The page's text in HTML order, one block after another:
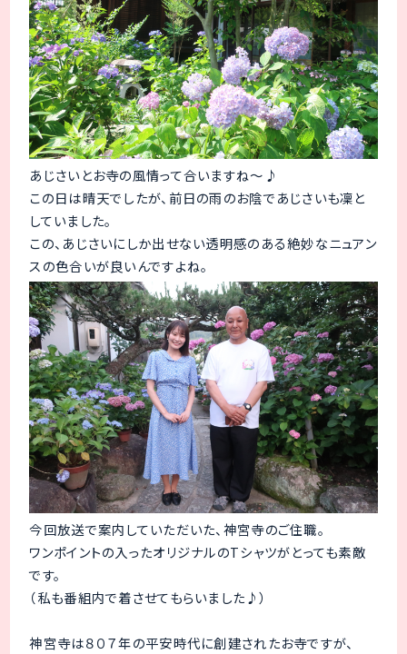
あじさいとお寺の風情って合いますね～♪
この日は晴天でしたが、前日の雨のお陰であじさいも凜と
していました。
この、あじさいにしか出せない透明感のある絶妙なニュアン
スの色合いが良いんですよね。
今回放送で案内していただいた、神宮寺のご住職。
ワンポイントの入ったオリジナルのTシャツがとっても素敵
です。
（私も番組内で着させてもらいました♪）
神宮寺は８０７年の平安時代に創建されたお寺ですが、